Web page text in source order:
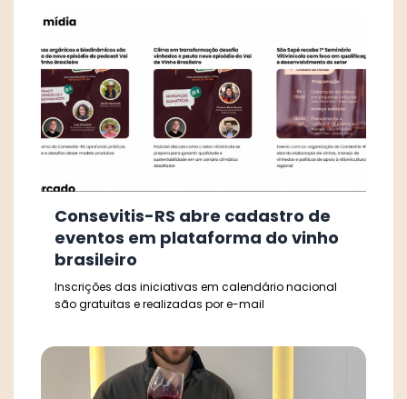
Consevitis-RS abre cadastro de
eventos em plataforma do vinho
brasileiro
Inscrições das iniciativas em calendário nacional
são gratuitas e realizadas por e-mail